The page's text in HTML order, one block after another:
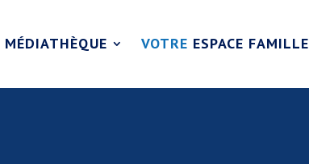
MÉDIATHÈQUE VOTRE ESPACE FAMILLE